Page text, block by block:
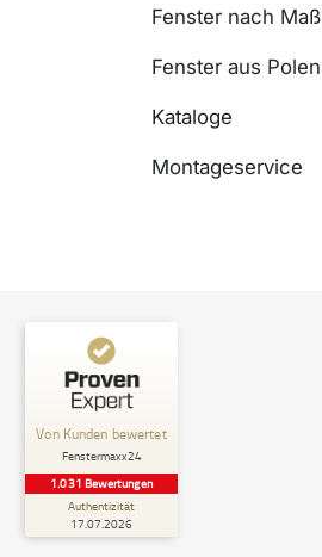
Fenster nach Maß
Fenster aus Polen
Kataloge
Montageservice